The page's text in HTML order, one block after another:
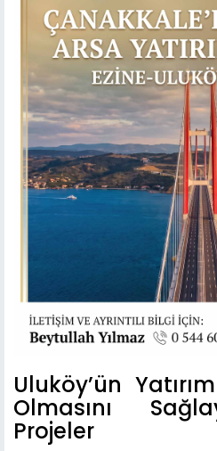
Uluköy’ün
Olmasını
Projeler